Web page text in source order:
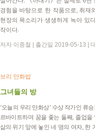
경험을 바탕으로 한 작품으로, 취재
현장의 목소리가 생생하게 녹아 있
작이다.
저자 이종철 | 출간일 2019-05-13 |
보리 만화밥
그녀들의 방
‘오늘의 우리 만화상’ 수상 작가인 류
르바이트하며 꿈을 좇는 둘째, 졸업을
삶의 위기 앞에 놓인 네 명의 여자, 한